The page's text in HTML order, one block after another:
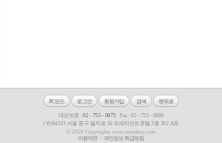
PC모드 로그인 회원가입 검색 맨위로
대표번호 : 02 - 755 - 0073
Fax : 02 - 755 - 0086
(우)04533 서울 중구 을지로 16 프레지던트호텔 3층 302 A호
© 2026 Copyrights www.tourdmz.com
이용약관
개인정보 취급방침